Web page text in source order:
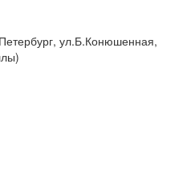
ул.Б.Конюшенная,